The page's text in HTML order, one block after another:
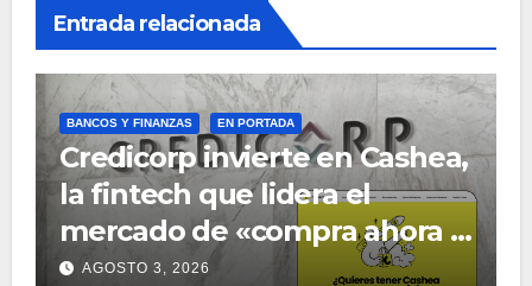
Entrada relacionada
BANCOS Y FINANZAS EN PORTADA
Credicorp invierte en Cashea,
la fintech que lidera el
mercado de «compra ahora y
paga después» en Venezuela
AGOSTO 3, 2026